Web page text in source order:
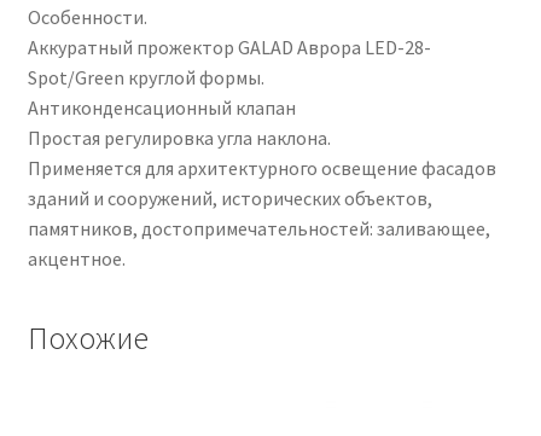
Особенности.
Аккуратный прожектор GALAD Аврора LED-28-
Spot/Green круглой формы.
Антиконденсационный клапан
Простая регулировка угла наклона.
Применяется для архитектурного освещение фасадов
зданий и сооружений, исторических объектов,
памятников, достопримечательностей: заливающее,
акцентное.
Похожие